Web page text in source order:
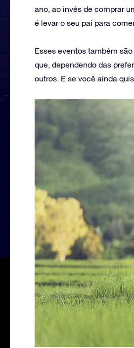
ano, ao invés de comprar
é levar o seu pai para
Esses eventos também
que, dependendo das
outros. E se você ainda